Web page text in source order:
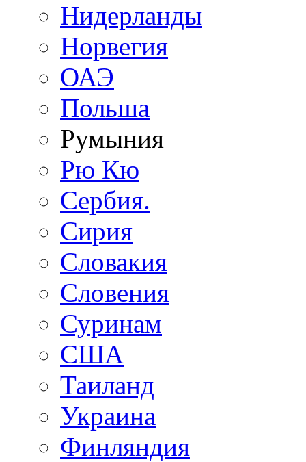
Нидерланды
Норвегия
ОАЭ
Польша
Румыния
Рю Кю
Сербия.
Сирия
Словакия
Словения
Суринам
США
Таиланд
Украина
Финляндия